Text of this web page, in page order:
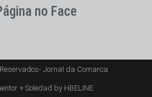
no Face
Jornal da Comarca
+ Soledad by HBELINE